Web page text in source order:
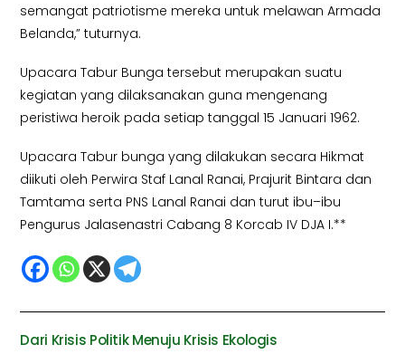
semangat patriotisme mereka untuk melawan Armada
Belanda,” tuturnya.
Upacara Tabur Bunga tersebut merupakan suatu
kegiatan yang dilaksanakan guna mengenang
peristiwa heroik pada setiap tanggal 15 Januari 1962.
Upacara Tabur bunga yang dilakukan secara Hikmat
diikuti oleh Perwira Staf Lanal Ranai, Prajurit Bintara dan
Tamtama serta PNS Lanal Ranai dan turut ibu–ibu
Pengurus Jalasenastri Cabang 8 Korcab IV DJA I.**
Dari Krisis Politik Menuju Krisis Ekologis